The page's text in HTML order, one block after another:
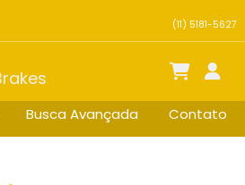
(11) 5181-5627
Busca Avançada Contato